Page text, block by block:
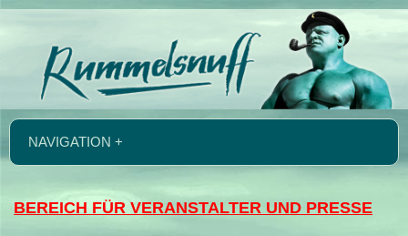
NAVIGATION +
BEREICH FÜR VERANSTALTER UND PRESSE